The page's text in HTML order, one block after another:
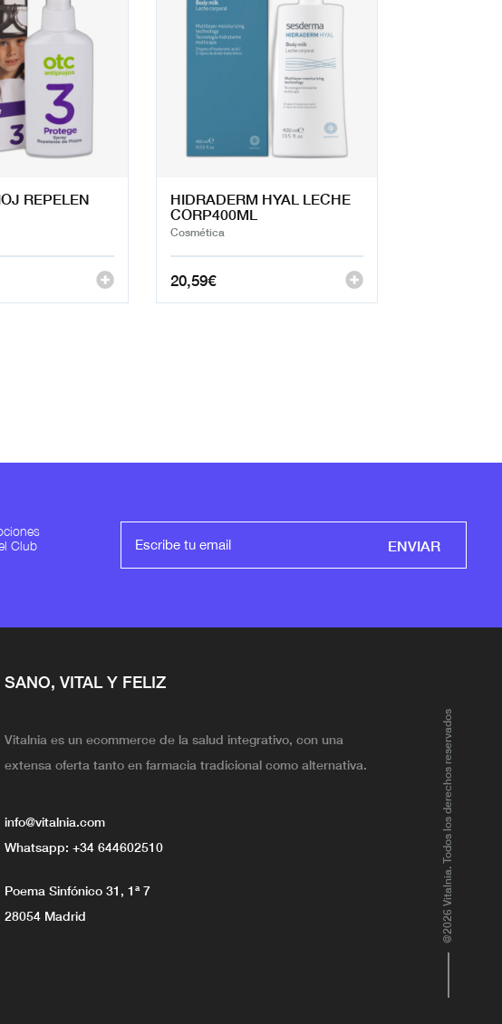
REPELEN HIDRADERM HYAL LECHE
CORP400ML
Cosmética
20,59€
Club
ENVIAR
SANO, VITAL Y FELIZ
Vitalnia es un ecommerce de la salud integrativo, con una
extensa oferta tanto en farmacia tradicional como alternativa.
info@vitalnia.com
Whatsapp: +34 644602510
Poema Sinfónico 31, 1ª 7
28054 Madrid
@2026 Vitalnia. Todos los derechos reservados